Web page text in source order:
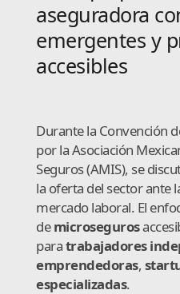
aseguradora
emergentes y
accesibles
Durante la Convención
por la Asociación
Seguros (AMIS), se
la oferta del sector ante
mercado laboral. El
demicroseguros
paratrabajadores
emprendedoras,
especializadas.